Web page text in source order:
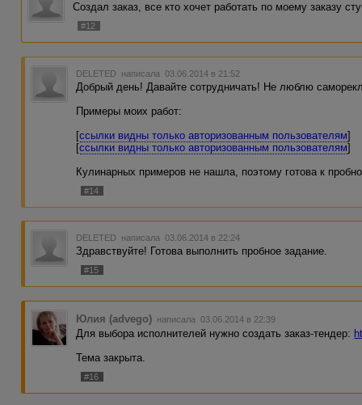
Создал заказ, все кто хочет работать по моему заказу
#12
DELETED написала 03.06.2014 в 21:52
Добрый день! Давайте сотрудничать! Не люблю
Примеры моих работ:
[ссылки видны только авторизованным пользователям]
[ссылки видны только авторизованным пользователям]
Кулинарных примеров не нашла, поэтому готова к
#14
DELETED написала 03.06.2014 в 22:24
Здравствуйте! Готова выполнить пробное задание.
#15
Юлия (advego) написала 03.06.2014 в 22:39
Для выбора исполнителей нужно создать заказ-тендер:
Тема закрыта.
#16